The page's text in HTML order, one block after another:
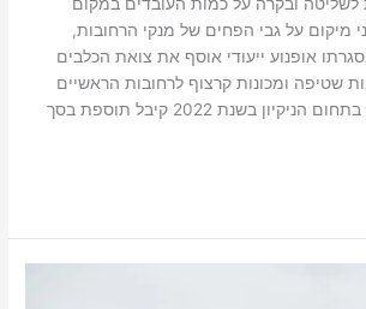
מיקום על גבי הפחים של מנקי הרחובות,
אופנוע ייעודי אוסף את צואת הכלבים
שטיפה ומכונות קרצוף לרחובות הראשיים
בעיר.כמו כן, התקציב בתחום הניקיון בשנת 2022 קיבל תוספת בסך